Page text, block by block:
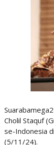
Cholil Staquf
se-Indonesia
(5/11/24).